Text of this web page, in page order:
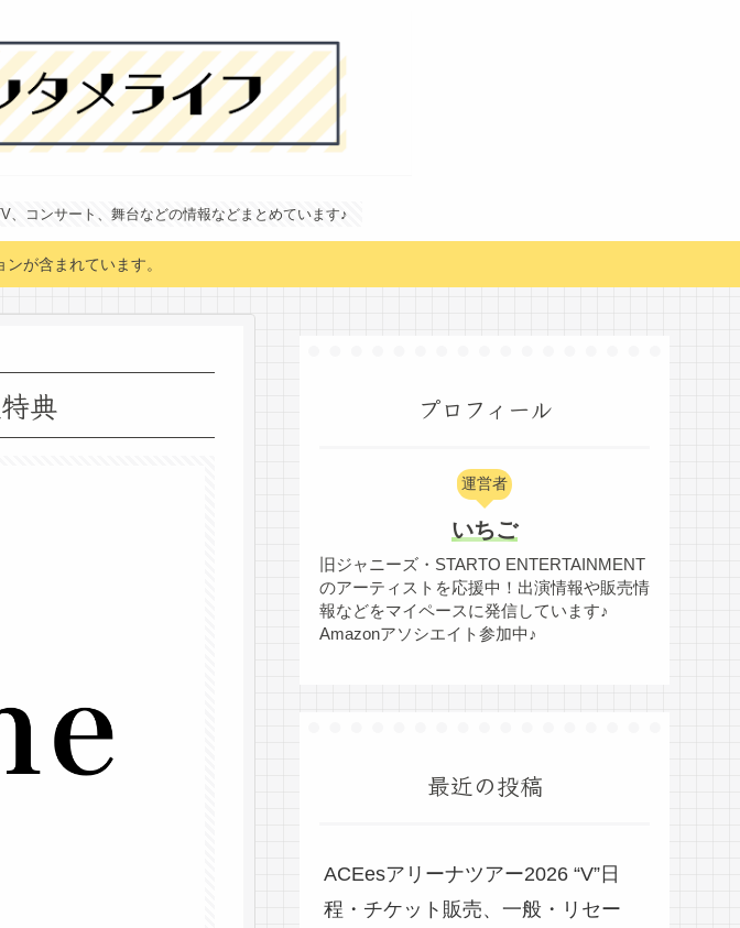
コンサート、舞台などの情報などまとめています♪
が含まれています。
典 プロフィール
運営者
いちご
旧ジャニーズ・STARTO ENTERTAINMENT
のアーティストを応援中！出演情報や販売情
報などをマイペースに発信しています♪
Amazonアソシエイト参加中♪
最近の投稿
ACEesアリーナツアー2026 “V”日
程・チケット販売、一般・リセー